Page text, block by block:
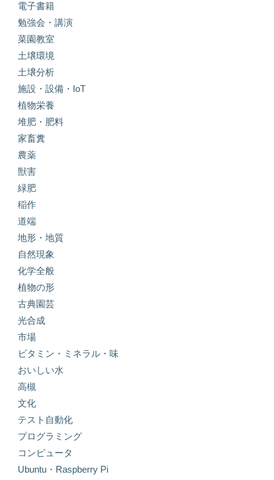
電子書籍
勉強会・講演
菜園教室
土壌環境
土壌分析
施設・設備・IoT
植物栄養
堆肥・肥料
家畜糞
農薬
獣害
緑肥
稲作
道端
地形・地質
自然現象
化学全般
植物の形
古典園芸
光合成
市場
ビタミン・ミネラル・味
おいしい水
高槻
文化
テスト自動化
プログラミング
コンピュータ
Ubuntu・Raspberry Pi